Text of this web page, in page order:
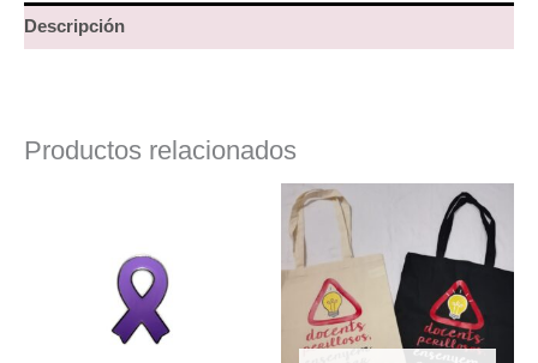
Descripción
Productos relacionados